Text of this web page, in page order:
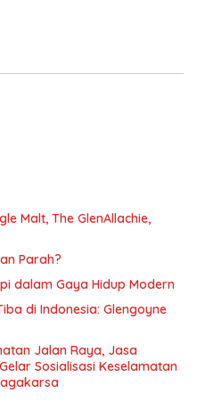
Malt, The GlenAllachie,
Parah?
dalam Gaya Hidup Modern
di Indonesia: Glengoyne
Jalan Raya, Jasa
Sosialisasi Keselamatan